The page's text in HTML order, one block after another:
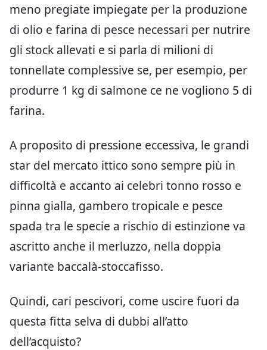
meno pregiate impiegate per la produzione
di olio e farina di pesce necessari per nutrire
gli stock allevati e si parla di milioni di
tonnellate complessive se, per esempio, per
produrre 1 kg di salmone ce ne vogliono 5 di
farina.
A proposito di pressione eccessiva, le grandi
star del mercato ittico sono sempre più in
difficoltà e accanto ai celebri tonno rosso e
pinna gialla, gambero tropicale e pesce
spada tra le specie a rischio di estinzione va
ascritto anche il merluzzo, nella doppia
variante baccalà-stoccafisso.
Quindi, cari pescivori, come uscire fuori da
questa fitta selva di dubbi all’atto
dell’acquisto?